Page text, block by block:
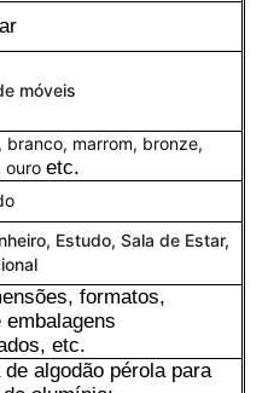
móveis
branco, marrom, bronze,
ouroetc.
Estudo, Sala de Estar,
formatos,
embalagens
etc.
algodão pérola para